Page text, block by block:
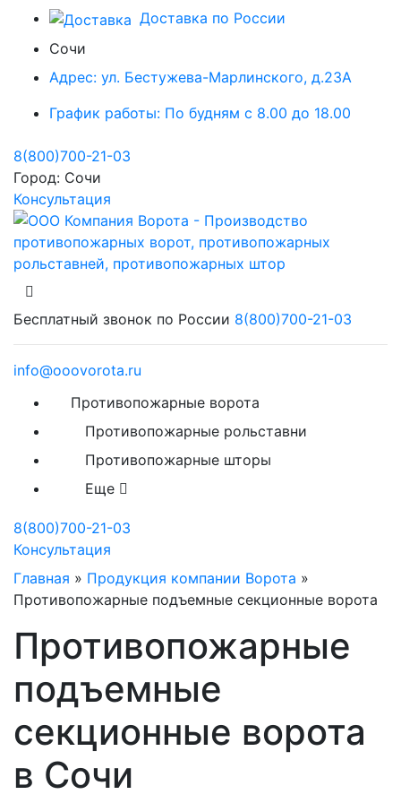
Доставка по России
Сочи
Адрес: ул. Бестужева-Марлинского, д.23А
График работы: По будням с 8.00 до 18.00
8(800)700-21-03
Город: Сочи
Консультация
Бесплатный звонок по России 8(800)700-21-03
info@ooovorota.ru
Противопожарные ворота
Противопожарные рольставни
Противопожарные шторы
Еще
8(800)700-21-03
Консультация
Главная » Продукция компании Ворота »
Противопожарные подъемные секционные ворота
Противопожарные
подъемные
секционные ворота
в Сочи